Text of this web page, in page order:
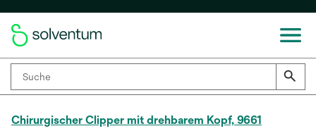
Chirurgischer Clipper mit drehbarem Kopf, 9661